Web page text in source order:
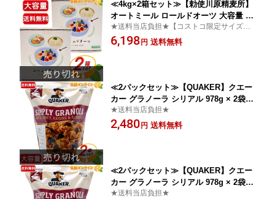
≪4kg×2箱セット≫【勅使川原精麦所】
オートミール ロールドオーツ 大容量 (2
kg×2袋)×2箱セット ◎簡単調理・栄養豊
富◎ オーツ麦 麦 シリアル フレーク ロ
★送料当店負担★【コストコ限定サイズ】
勅使川原精麦所が厳選したオートミールは
大粒で栄養豊富。話題の「米化」に最適
6,198 円 送料無料
≪2パックセット≫【QUAKER】クエー
カー グラノーラ シリアル 978g × 2袋セ
ット お得な大容量！ ナチュラル 無添加
クウェーカー クェーカー SIMPLY GRA
★送料当店負担★
2,480 円 送料無料
≪2パックセット≫【QUAKER】クエー
カー グラノーラ シリアル 978g × 2袋セ
ット お得な大容量！ ナチュラル 無添加
★送料当店負担★